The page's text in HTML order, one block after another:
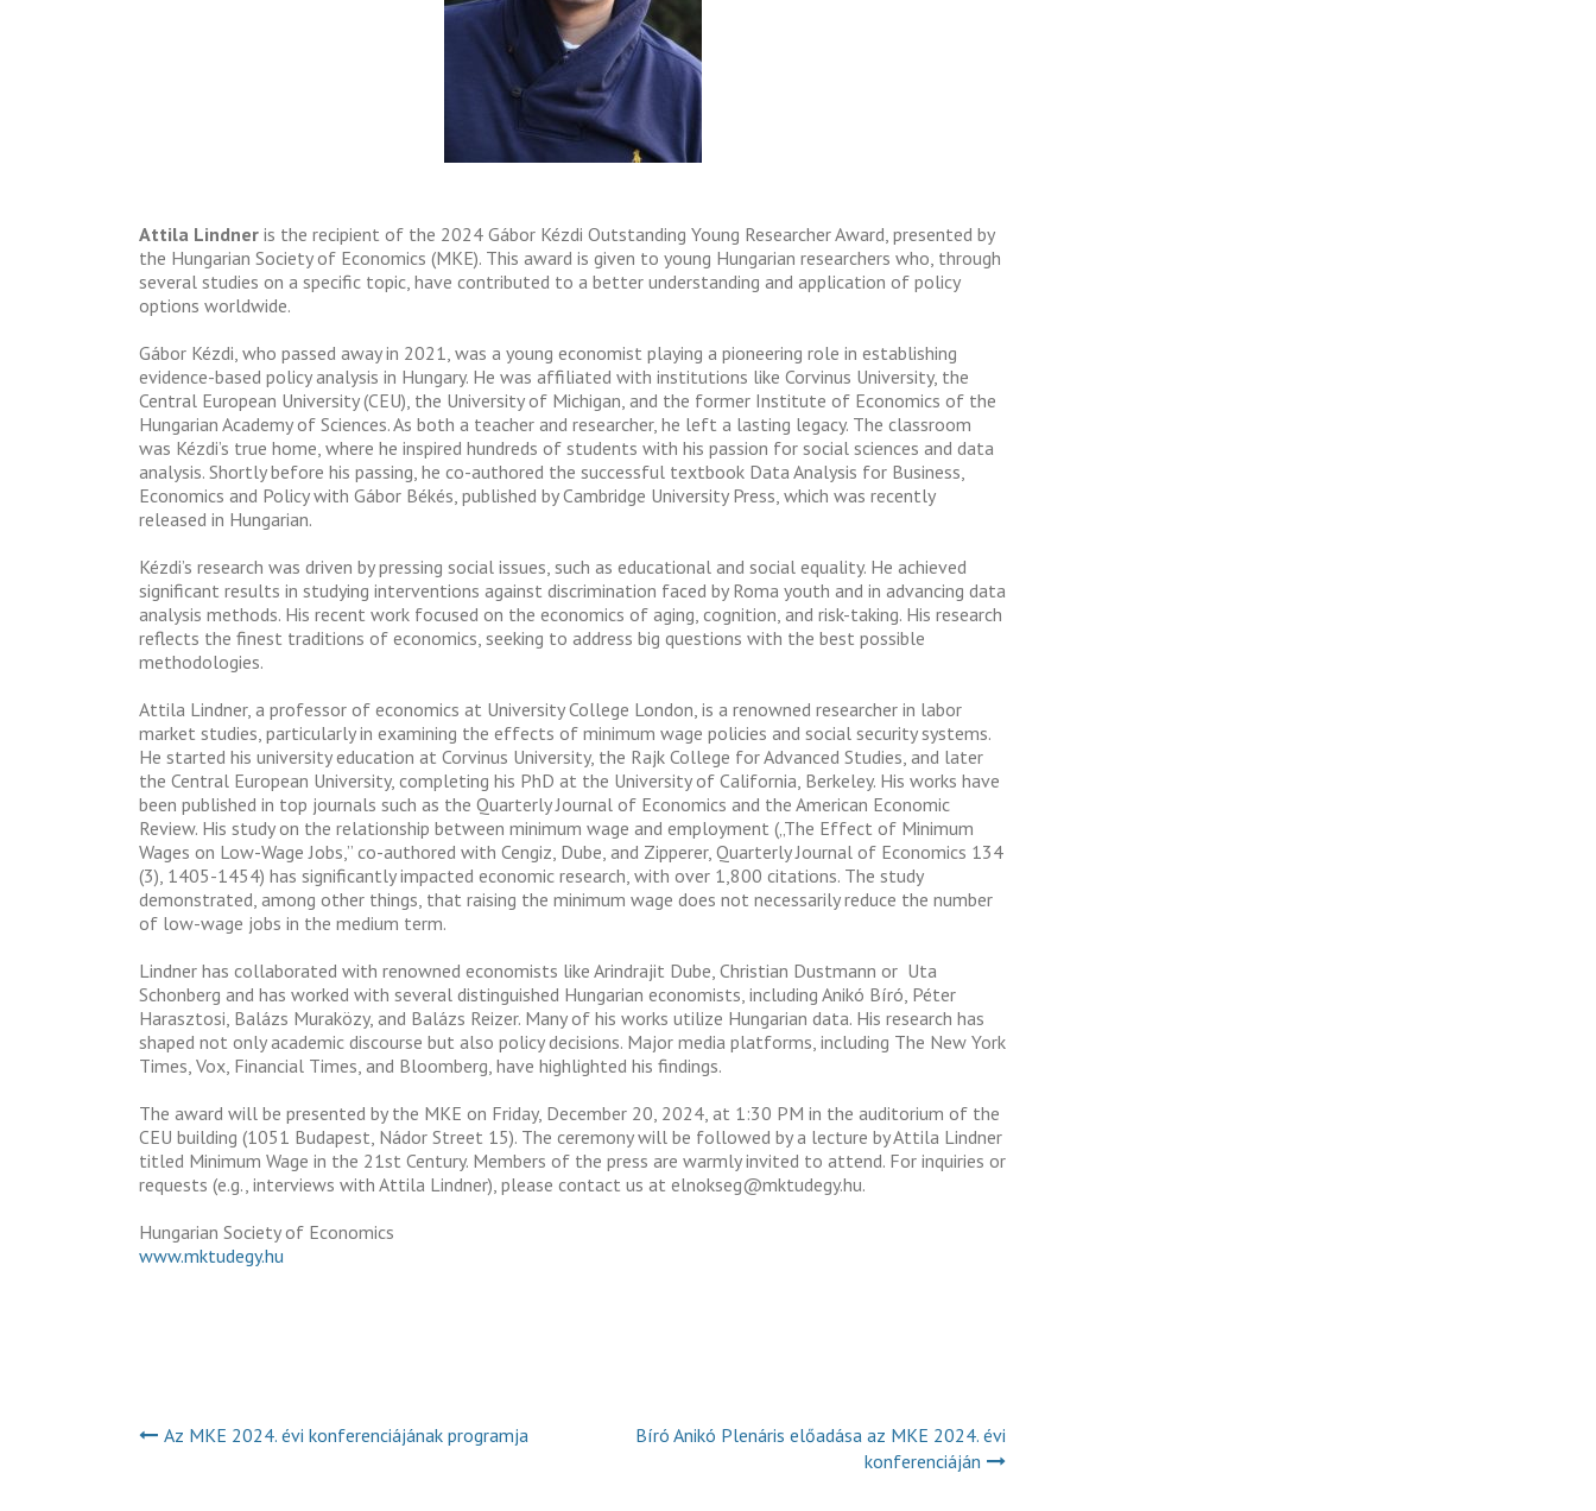
Attila Lindner is the recipient of the 2024 Gábor Kézdi Outstanding Young Researcher Award, presented by
the Hungarian Society of Economics (MKE). This award is given to young Hungarian researchers who, through
several studies on a specific topic, have contributed to a better understanding and application of policy
options worldwide.
Gábor Kézdi, who passed away in 2021, was a young economist playing a pioneering role in establishing
evidence-based policy analysis in Hungary. He was affiliated with institutions like Corvinus University, the
Central European University (CEU), the University of Michigan, and the former Institute of Economics of the
Hungarian Academy of Sciences. As both a teacher and researcher, he left a lasting legacy. The classroom
was Kézdi’s true home, where he inspired hundreds of students with his passion for social sciences and data
analysis. Shortly before his passing, he co-authored the successful textbook Data Analysis for Business,
Economics and Policy with Gábor Békés, published by Cambridge University Press, which was recently
released in Hungarian.
Kézdi’s research was driven by pressing social issues, such as educational and social equality. He achieved
significant results in studying interventions against discrimination faced by Roma youth and in advancing data
analysis methods. His recent work focused on the economics of aging, cognition, and risk-taking. His research
reflects the finest traditions of economics, seeking to address big questions with the best possible
methodologies.
Attila Lindner, a professor of economics at University College London, is a renowned researcher in labor
market studies, particularly in examining the effects of minimum wage policies and social security systems.
He started his university education at Corvinus University, the Rajk College for Advanced Studies, and later
the Central European University, completing his PhD at the University of California, Berkeley. His works have
been published in top journals such as the Quarterly Journal of Economics and the American Economic
Review. His study on the relationship between minimum wage and employment („The Effect of Minimum
Wages on Low-Wage Jobs,” co-authored with Cengiz, Dube, and Zipperer, Quarterly Journal of Economics 134
(3), 1405-1454) has significantly impacted economic research, with over 1,800 citations. The study
demonstrated, among other things, that raising the minimum wage does not necessarily reduce the number
of low-wage jobs in the medium term.
Lindner has collaborated with renowned economists like Arindrajit Dube, Christian Dustmann or Uta
Schonberg and has worked with several distinguished Hungarian economists, including Anikó Bíró, Péter
Harasztosi, Balázs Muraközy, and Balázs Reizer. Many of his works utilize Hungarian data. His research has
shaped not only academic discourse but also policy decisions. Major media platforms, including The New York
Times, Vox, Financial Times, and Bloomberg, have highlighted his findings.
The award will be presented by the MKE on Friday, December 20, 2024, at 1:30 PM in the auditorium of the
CEU building (1051 Budapest, Nádor Street 15). The ceremony will be followed by a lecture by Attila Lindner
titled Minimum Wage in the 21st Century. Members of the press are warmly invited to attend. For inquiries or
requests (e.g., interviews with Attila Lindner), please contact us at elnokseg@mktudegy.hu.
Hungarian Society of Economics
www.mktudegy.hu
Az MKE 2024. évi konferenciájának programja
Bíró Anikó Plenáris előadása az MKE 2024. évi
konferenciáján